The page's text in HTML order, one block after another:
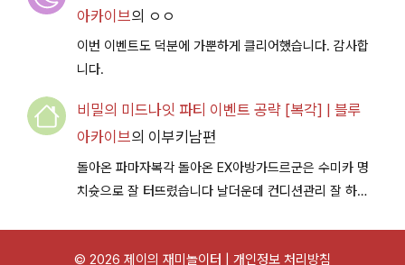
아카이브의 ㅇㅇ
이번 이벤트도 덕분에 가뿐하게 클리어했습니다. 감사합
니다.
비밀의 미드나잇 파티 이벤트 공략 [복각] | 블루
아카이브의 이부키남편
돌아온 파마자복각 돌아온 EX아방가드르군은 수미카 명
치슛으로 잘 터뜨렸습니다 날더운데 컨디션관리 잘 하시
© 2026 제이의 재미놀이터 | 개인정보 처리방침